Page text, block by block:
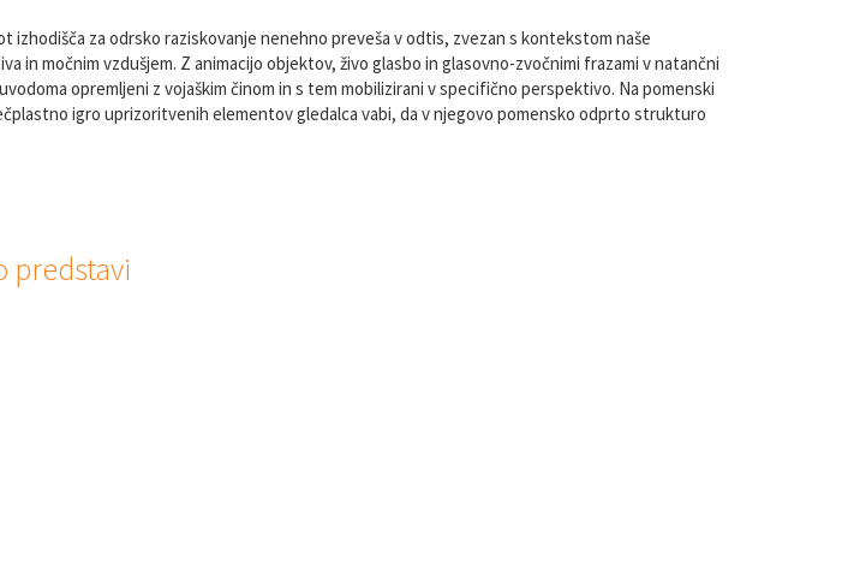
za odrsko raziskovanje nenehno preveša v odtis, zvezan s kontekstom naše
močnim vzdušjem. Z animacijo objektov, živo glasbo in glasovno-zvočnimi frazami v natančni
opremljeni z vojaškim činom in s tem mobilizirani v specifično perspektivo. Na pomenski
igro uprizoritvenih elementov gledalca vabi, da v njegovo pomensko odprto strukturo
predstavi